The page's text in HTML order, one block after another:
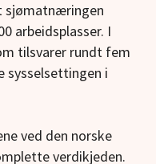
sjømatnæringen
arbeidsplasser. I
tilsvarer rundt fem
sysselsettingen i
ved den norske
verdikjeden.